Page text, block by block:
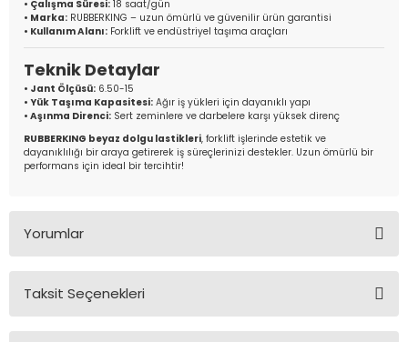
• Çalışma Süresi: 18 saat/gün
• Marka: RUBBERKING – uzun ömürlü ve güvenilir ürün garantisi
• Kullanım Alanı: Forklift ve endüstriyel taşıma araçları
Teknik Detaylar
• Jant Ölçüsü: 6.50-15
• Yük Taşıma Kapasitesi: Ağır iş yükleri için dayanıklı yapı
• Aşınma Direnci: Sert zeminlere ve darbelere karşı yüksek direnç
RUBBERKING beyaz dolgu lastikleri, forklift işlerinde estetik ve
dayanıklılığı bir araya getirerek iş süreçlerinizi destekler. Uzun ömürlü bir
performans için ideal bir tercihtir!
Yorumlar
Taksit Seçenekleri